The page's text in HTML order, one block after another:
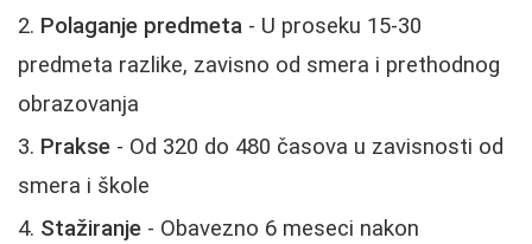
Polaganje predmeta - U proseku 15-30
predmeta razlike, zavisno od smera i prethodnog
obrazovanja
Prakse - Od 320 do 480 časova u zavisnosti od
smera i škole
Stažiranje - Obavezno 6 meseci nakon